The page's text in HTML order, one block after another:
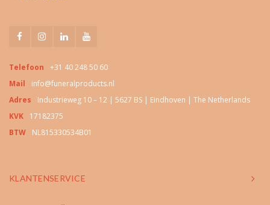
Telefoon
+31 40 248 50 60
Mail
info@funeralproducts.nl
Adres
Industrieweg 10 – 12 | 5627 BS | Eindhoven | The Netherlands
KVK
17182375
BTW
NL815330534B01
KLANTENSERVICE